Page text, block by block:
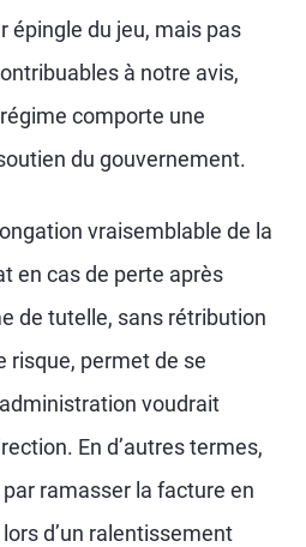
épingle du jeu, mais pas
à notre avis,
comporte une
du gouvernement.
vraisemblable de la
en cas de perte après
de tutelle, sans rétribution
risque, permet de se
voudrait
En d’autres termes,
ramasser la facture en
d’un ralentissement